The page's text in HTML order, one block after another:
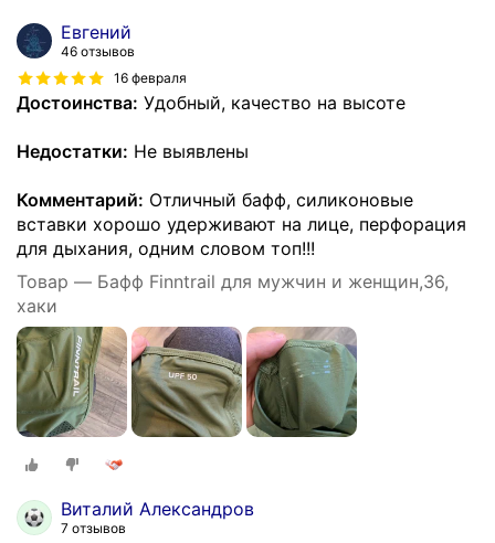
Евгений
46 отзывов
16 февраля
Достоинства: Удобный, качество на высоте
Недостатки: Не выявлены
Комментарий: Отличный бафф, силиконовые
вставки хорошо удерживают на лице, перфорация
для дыхания, одним словом топ!!!
Товар — Бафф Finntrail для мужчин и женщин,36,
хаки
Виталий Александров
7 отзывов